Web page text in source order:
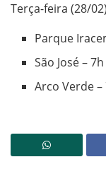
Terça-feira (28/
Parque
São José –
Arco Verde –